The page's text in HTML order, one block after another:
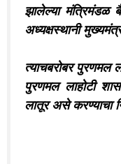
झालेल्या मंत्रिमंडळ
अध्यक्षस्थानी
त्याचबरोबर पुरणमल
पुरणमल लाहोटी
लातूर असे करण्याचा